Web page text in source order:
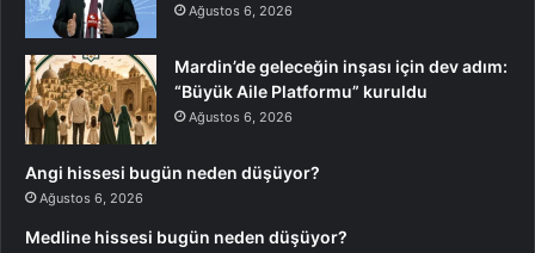
Ağustos 6, 2026
Mardin’de geleceğin inşası için dev adım:
“Büyük Aile Platformu” kuruldu
Ağustos 6, 2026
Angi hissesi bugün neden düşüyor?
Ağustos 6, 2026
Medline hissesi bugün neden düşüyor?